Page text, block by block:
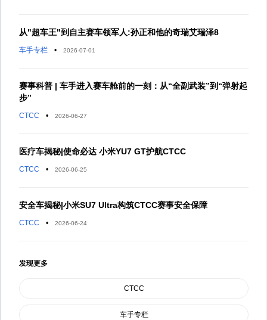
从"超车王"到自主赛车领军人:孙正和他的奇瑞艾瑞泽8
车手专栏 • 2026-07-01
赛事科普 | 车手进入赛车舱前的一刻：从“全副武装”到“弹射起
步”
CTCC • 2026-06-27
医疗车揭秘|使命必达 小米YU7 GT护航CTCC
CTCC • 2026-06-25
安全车揭秘|小米SU7 Ultra构筑CTCC赛事安全保障
CTCC • 2026-06-24
发现更多
CTCC
车手专栏